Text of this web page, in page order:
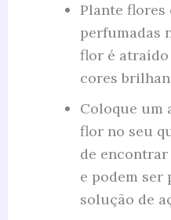
Plante flores
perfumadas
flor é
cores
Coloque um
flor no seu
de
e podem ser
solução de